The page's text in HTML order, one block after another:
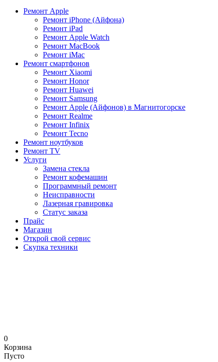
Ремонт Apple
Ремонт iPhone (Айфона)
Ремонт iPad
Ремонт Apple Watch
Ремонт MacBook
Ремонт iMac
Ремонт смартфонов
Ремонт Xiaomi
Ремонт Honor
Ремонт Huawei
Ремонт Samsung
Ремонт Apple (Айфонов) в Магнитогорске
Ремонт Realme
Ремонт Infinix
Ремонт Tecno
Ремонт ноутбуков
Ремонт TV
Услуги
Замена стекла
Ремонт кофемашин
Программный ремонт
Неисправности
Лазерная гравировка
Статус заказа
Прайс
Магазин
Открой свой сервис
Скупка техники
0
Корзина
Пусто